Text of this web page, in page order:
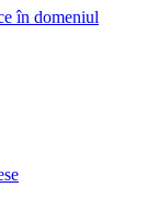
în domeniul